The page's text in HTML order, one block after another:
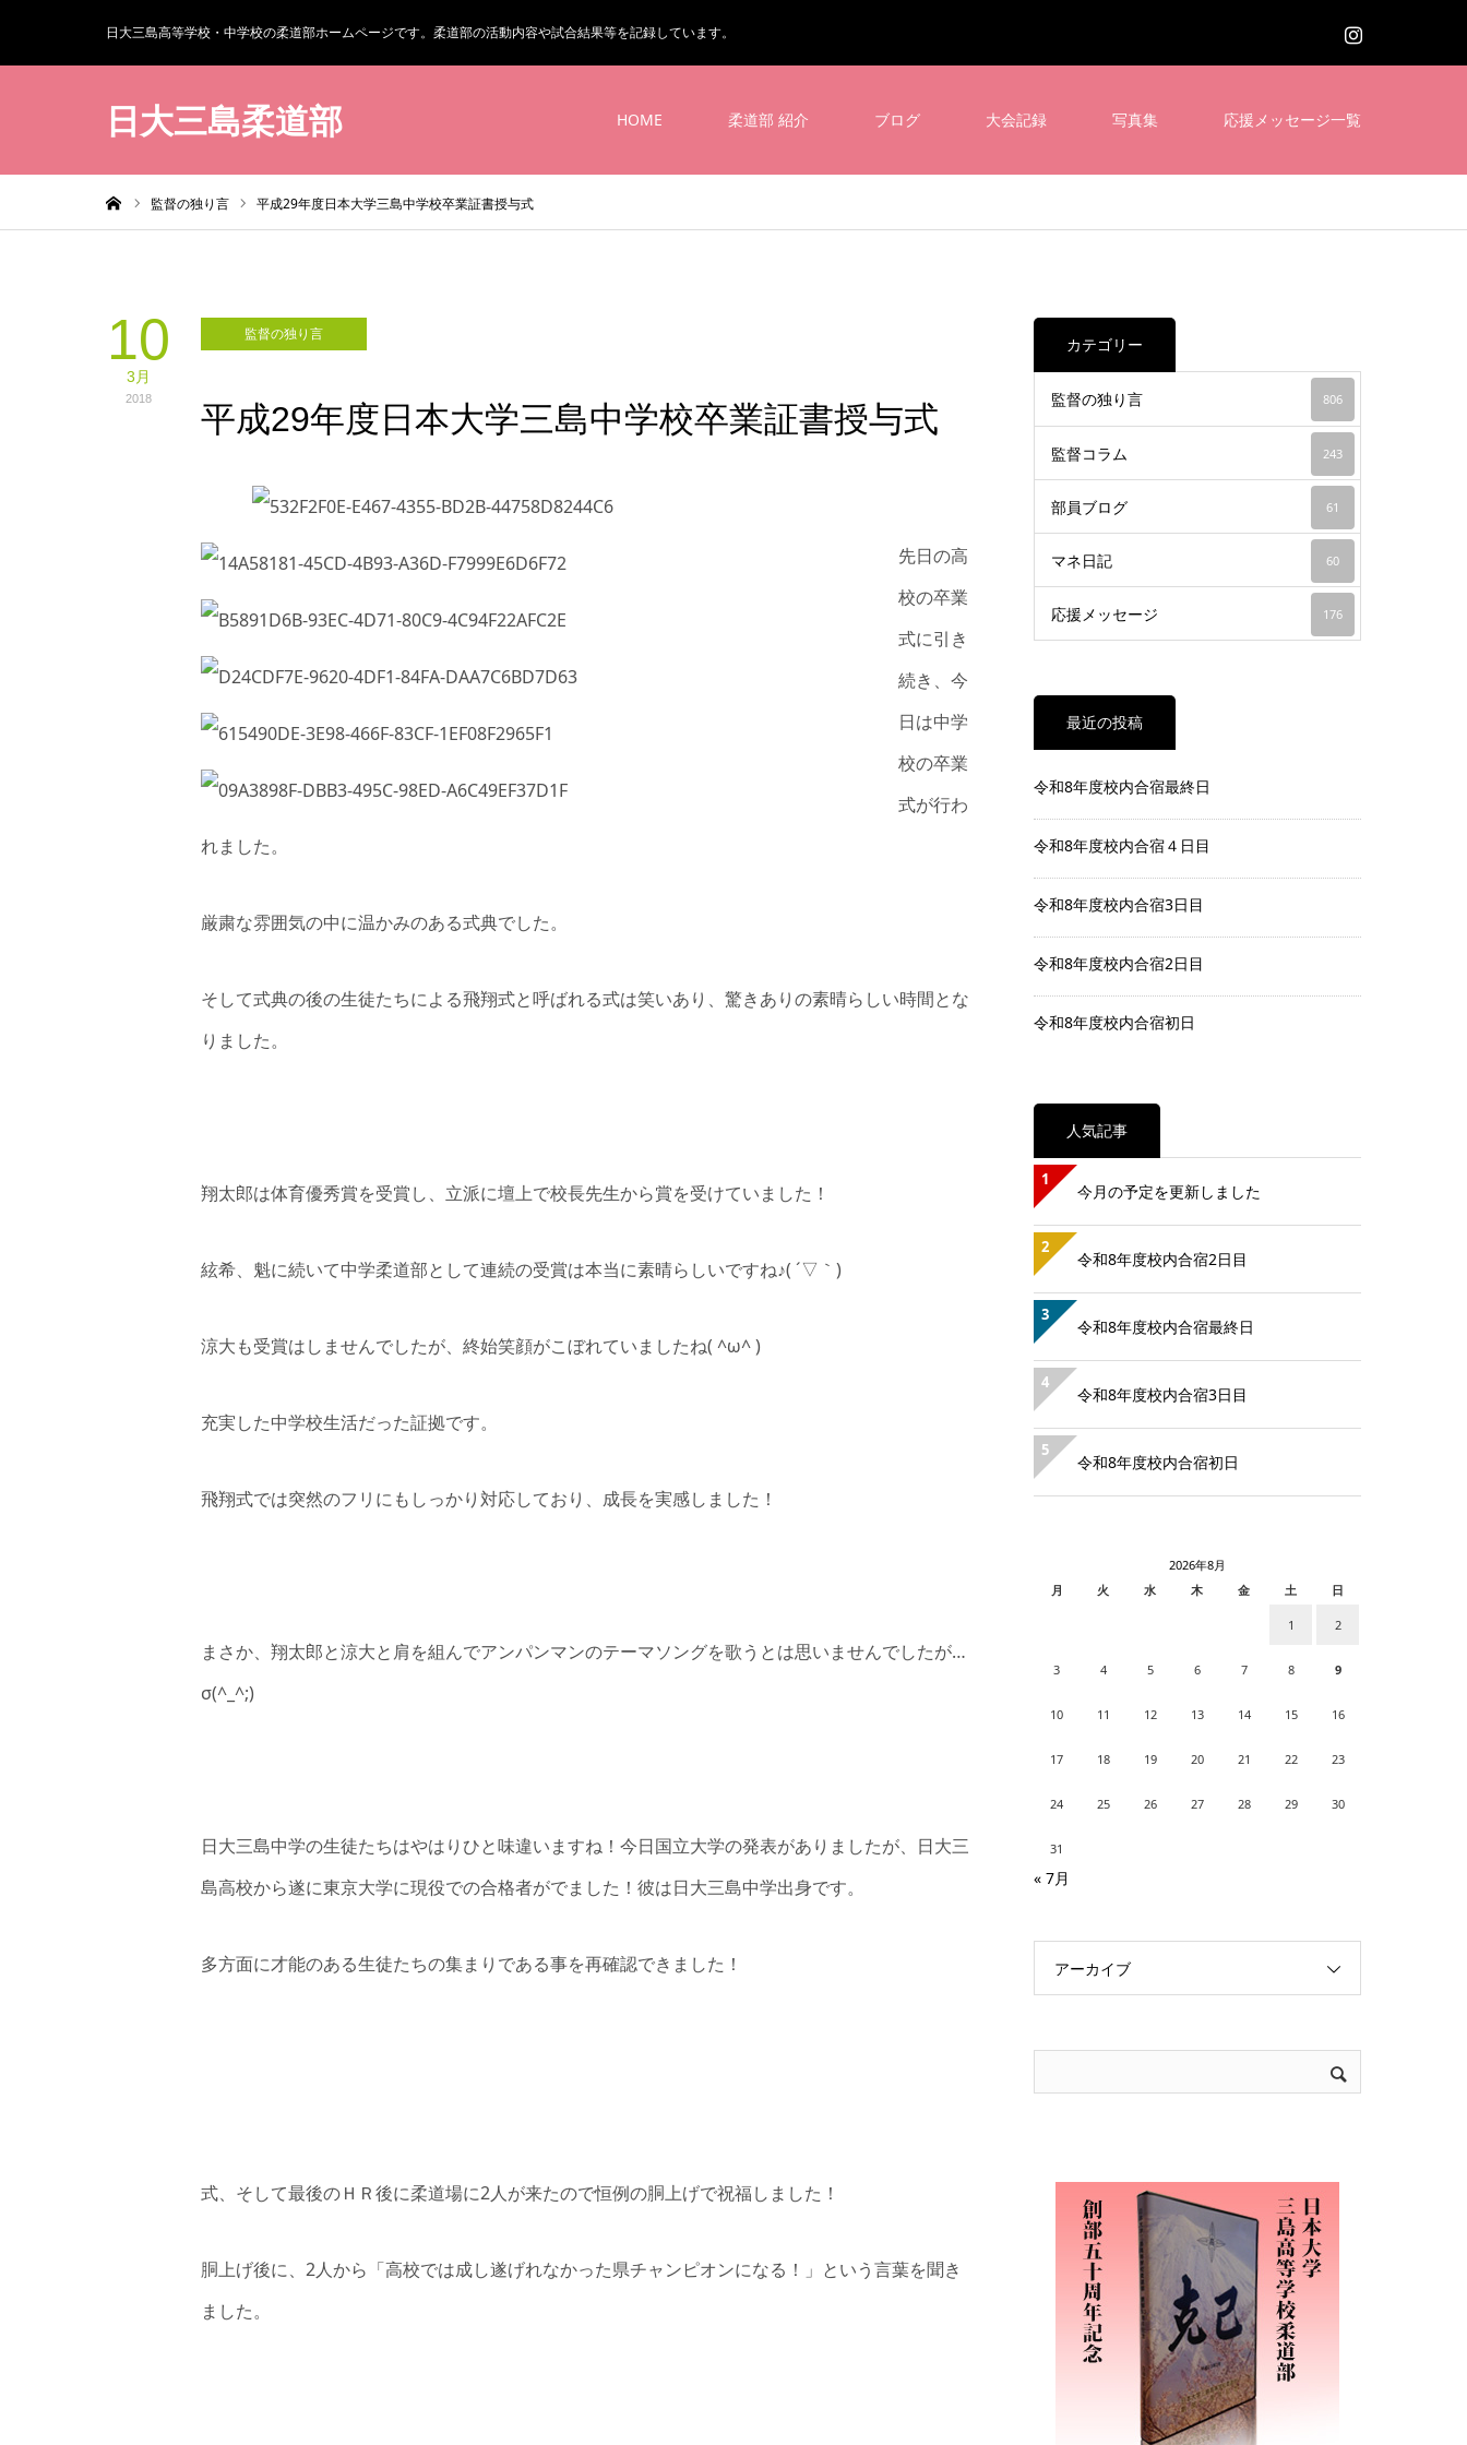
日大三島高等学校・中学校の柔道部ホームページです。柔道部の活動内容や試合結果等を記録しています。
日大三島柔道部 HOME 柔道部 紹介 ブログ 大会記録 写真集 応援メッセージ一覧
監督の独り言 平成29年度日本大学三島中学校卒業証書授与式
10
3月
2018
監督の独り言
平成29年度日本大学三島中学校卒業証書授与式
先日の高
校の卒業
式に引き
続き、今
日は中学
校の卒業
式が行わ
れました。
厳粛な雰囲気の中に温かみのある式典でした。
そして式典の後の生徒たちによる飛翔式と呼ばれる式は笑いあり、驚きありの素晴らしい時間とな
りました。
翔太郎は体育優秀賞を受賞し、立派に壇上で校長先生から賞を受けていました！
絃希、魁に続いて中学柔道部として連続の受賞は本当に素晴らしいですね♪( ´▽｀)
涼大も受賞はしませんでしたが、終始笑顔がこぼれていましたね( ^ω^ )
充実した中学校生活だった証拠です。
飛翔式では突然のフリにもしっかり対応しており、成長を実感しました！
まさか、翔太郎と涼大と肩を組んでアンパンマンのテーマソングを歌うとは思いませんでしたが…
σ(^_^;)
日大三島中学の生徒たちはやはりひと味違いますね！今日国立大学の発表がありましたが、日大三
島高校から遂に東京大学に現役での合格者がでました！彼は日大三島中学出身です。
多方面に才能のある生徒たちの集まりである事を再確認できました！
式、そして最後のＨＲ後に柔道場に2人が来たので恒例の胴上げで祝福しました！
胴上げ後に、2人から「高校では成し遂げれなかった県チャンピオンになる！」という言葉を聞き
ました。
カテゴリー
監督の独り言 806
監督コラム 243
部員ブログ 61
マネ日記 60
応援メッセージ 176
最近の投稿
令和8年度校内合宿最終日
令和8年度校内合宿４日目
令和8年度校内合宿3日目
令和8年度校内合宿2日目
令和8年度校内合宿初日
人気記事
1
今月の予定を更新しました
2
令和8年度校内合宿2日目
3
令和8年度校内合宿最終日
4
令和8年度校内合宿3日目
5
令和8年度校内合宿初日
2026年8月
月
火 水 木 金 土 日
1 2
3 4 5 6 7 8 9
10 11 12 13 14 15 16
17 18 19 20 21 22 23
24 25 26 27 28 29 30
31
« 7月
アーカイブ